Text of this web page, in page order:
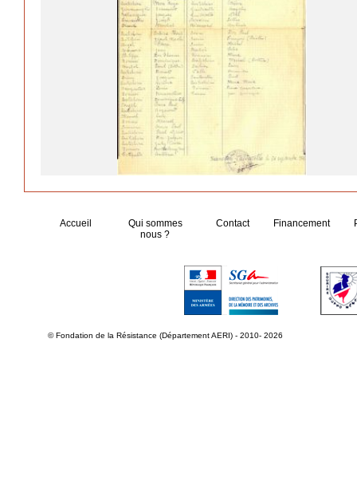
Accueil
Qui sommes
nous ?
Contact Financement
© Fondation de la Résistance (Département AERI) - 2010- 2026